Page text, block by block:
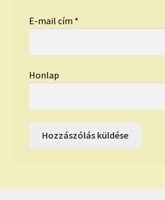
E-mail cím *
Honlap